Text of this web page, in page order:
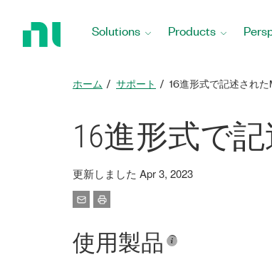
Solutions Products
ホーム サポート 16進形式で記述され
16進形式で
更新しました Apr 3, 2023
使用製品